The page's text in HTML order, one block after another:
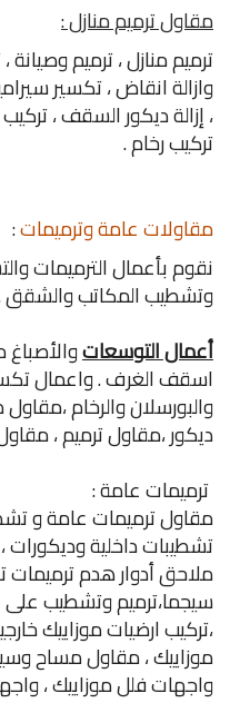
مقاول ترميم منازل :
ترميم منازل ، ترميم
وازالة انقاض ، تكسير
، إزالة ديكور السقف ،
تركيب رخام .
مقاولات عامة وترميمات:
نقوم بأعمال الترميمات
وتشطيب المكاتب والشقق
أعمال التوسعات
اسقف الغرف . واعمال
والبورسلان والرخام ،مقاول
ديكور ،مقاول ترميم ،
ترميمات عامة :
مقاول ترميمات عامة و
تشطيبات داخلية
ملاحق أدوار هدم
سيجما،ترميم وتشطيب على
،تركيب ارضيات موزاييك
موزاييك ، مقاول مساح
واجهات فلل موزاييك ،